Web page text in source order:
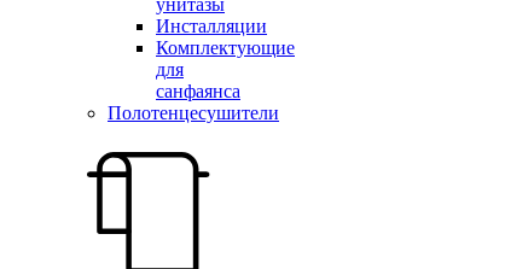
унитазы
Инсталляции
Комплектующие
для
санфаянса
Полотенцесушители